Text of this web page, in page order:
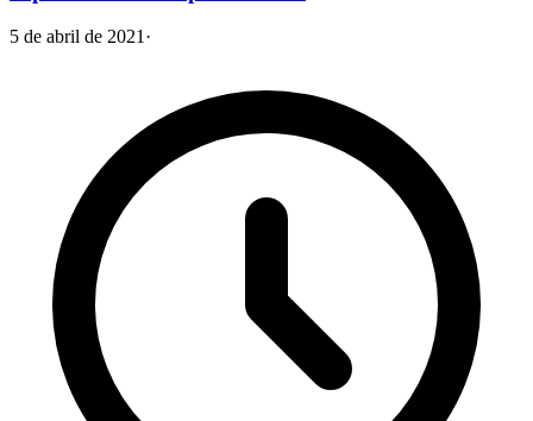
5 de abril de 2021 ·